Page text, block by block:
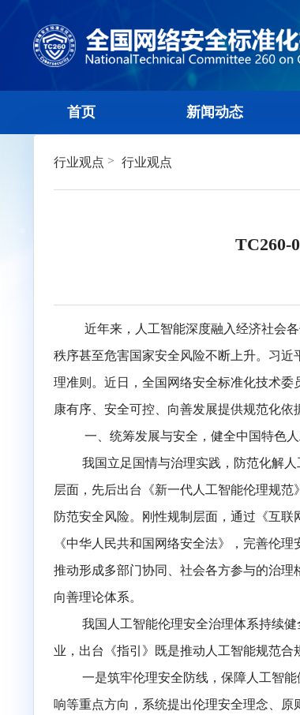
首页 新闻动态
近年来，人工智能深度融入经济
理准则。近日，全国网络安全标准化
康有序、安全可控、向善发展提供规
一、统筹发展与安全，健全中国
我国立足国情与治理实践，防范
层面，先后出台《新一代人工智能伦
防范安全风险。刚性规制层面，通过
《中华人民共和国网络安全法》，完善
推动形成多部门协同、社会各方参与
我国人工智能伦理
安全
治理体系